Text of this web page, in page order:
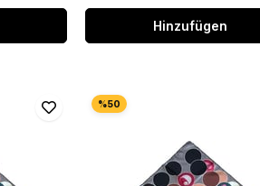
Hinzufügen